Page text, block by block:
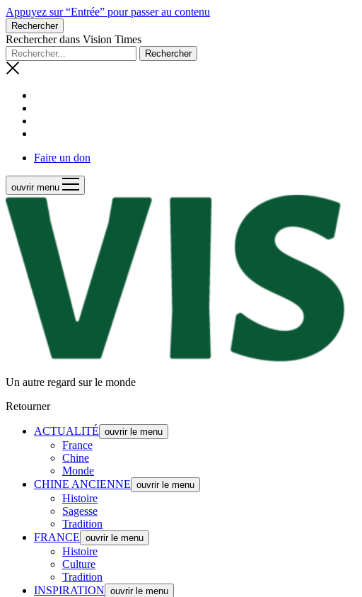
Appuyez sur “Entrée” pour passer au contenu
Rechercher
Rechercher dans Vision Times
Faire un don
ouvrir menu
Un autre regard sur le monde
Retourner
ACTUALITÉ ouvrir le menu
France
Chine
Monde
CHINE ANCIENNE ouvrir le menu
Histoire
Sagesse
Tradition
FRANCE ouvrir le menu
Histoire
Culture
Tradition
INSPIRATION ouvrir le menu